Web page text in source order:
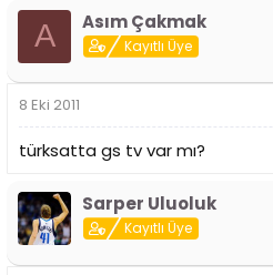
A Asım Çakmak
Kayıtlı Üye
8 Eki 2011
türksatta gs tv var mı?
Sarper Uluoluk
Kayıtlı Üye